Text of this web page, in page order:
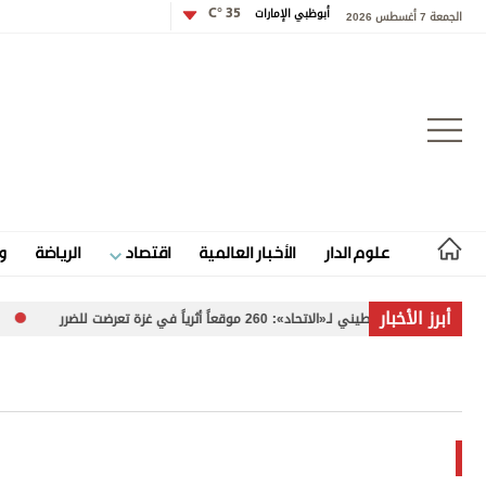
الجمعة 7 أغسطس 2026 أبوظبي الإمارات 35 °C
علوم الدار الأخبار العالمية اقتصاد الرياضة
علوم الدار
الرياضة
أبرز الأخبار
260 موقعاً أثرياً في غزة تعرضت للضرر «سلطة